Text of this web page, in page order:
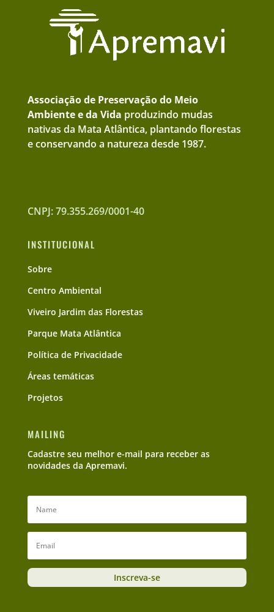
Associação de Preservação do Meio
Ambiente e da Vida produzindo mudas
nativas da Mata Atlântica, plantando florestas
e conservando a natureza desde 1987.
CNPJ: 79.355.269/0001-40
INSTITUCIONAL
Sobre
Centro Ambiental
Viveiro Jardim das Florestas
Parque Mata Atlântica
Política de Privacidade
Áreas temáticas
Projetos
MAILING
Cadastre seu melhor e-mail para receber as
novidades da Apremavi.
Inscreva-se